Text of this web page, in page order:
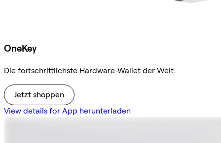
OneKey
Die fortschrittlichste Hardware-Wallet der Welt.
Jetzt shoppen
View details for App herunterladen